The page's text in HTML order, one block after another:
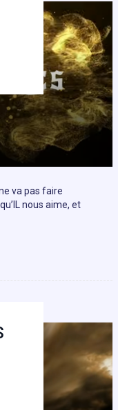
va pas faire
nous aime, et